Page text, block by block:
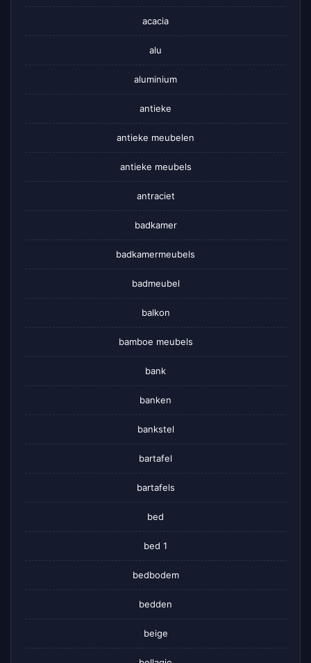
acacia
alu
aluminium
antieke
antieke meubelen
antieke meubels
antraciet
badkamer
badkamermeubels
badmeubel
balkon
bamboe meubels
bank
banken
bankstel
bartafel
bartafels
bed
bed 1
bedbodem
bedden
beige